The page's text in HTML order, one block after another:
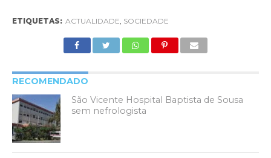
ETIQUETAS: ACTUALIDADE, SOCIEDADE
RECOMENDADO
São Vicente Hospital Baptista de Sousa
sem nefrologista